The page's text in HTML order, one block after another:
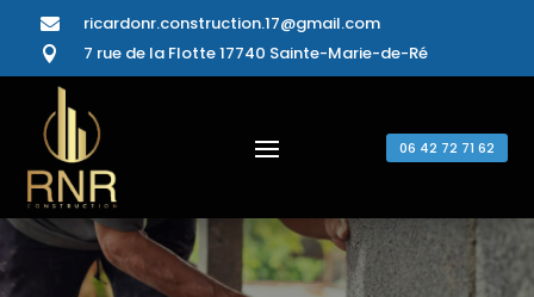
 ricardonr.construction.17@gmail.com
 7 rue de la Flotte 17740 Sainte-Marie-de-Ré
06 42 72 71 62